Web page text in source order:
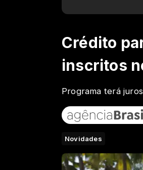
Crédito
inscritos
Programa terá
Novidades